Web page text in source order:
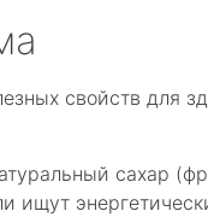
свойств для
сахар
ищут